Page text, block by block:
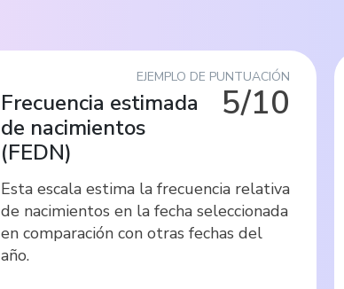
EJEMPLO DE PUNTUACIÓN
5/10
Frecuencia estimada
de nacimientos
(FEDN)
Esta escala estima la frecuencia relativa
de nacimientos en la fecha seleccionada
en comparación con otras fechas del
año.